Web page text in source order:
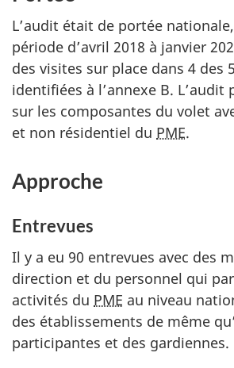
L’audit était de portée
période d’avril 2018 à janvier
des visites sur place dans 4 des
identifiées à l’annexe B.
sur les composantes du volet
et non résidentiel du PME.
Approche
Entrevues
Il y a eu 90 entrevues avec des
direction et du personnel qui
activités du PME au niveau
des établissements de même
participantes et des gardiennes.